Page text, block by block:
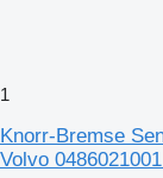
1
Knorr-Bremse
Volvo